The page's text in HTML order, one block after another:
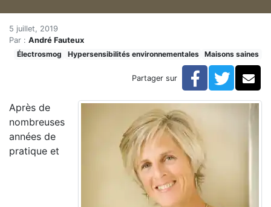
Accueil
Articles
Maisons saines
Hypersensibilités environnementales
Une conférence sur l'électrohypersensibilité truffée
Une conférence sur
5 juillet, 2019
Par : André Fauteux
Électrosmog
Hypersensibilités environnementales Maisons saines
Partager sur Facebook
Après de
nombreuses
années de
pratique et